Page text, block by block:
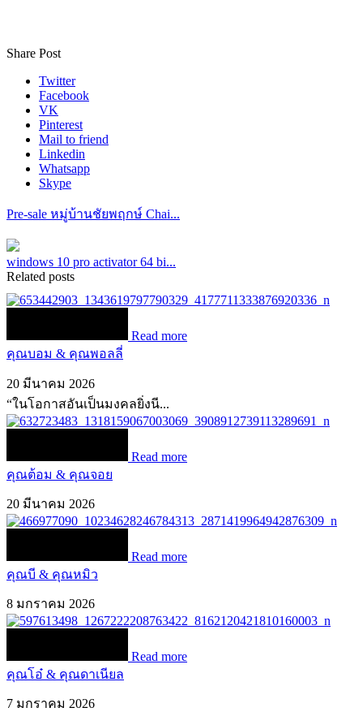
Share Post
Twitter
Facebook
VK
Pinterest
Mail to friend
Linkedin
Whatsapp
Skype
Pre-sale หมู่บ้านชัยพฤกษ์ Chai...
windows 10 pro activator 64 bi...
Related posts
Read more
คุณบอม & คุณพอลลี่
20 มีนาคม 2026
“ในโอกาสอันเป็นมงคลยิ่งนี...
Read more
คุณต้อม & คุณจอย
20 มีนาคม 2026
Read more
คุณบี & คุณหมิว
8 มกราคม 2026
Read more
คุณโอ๋ & คุณดาเนียล
7 มกราคม 2026